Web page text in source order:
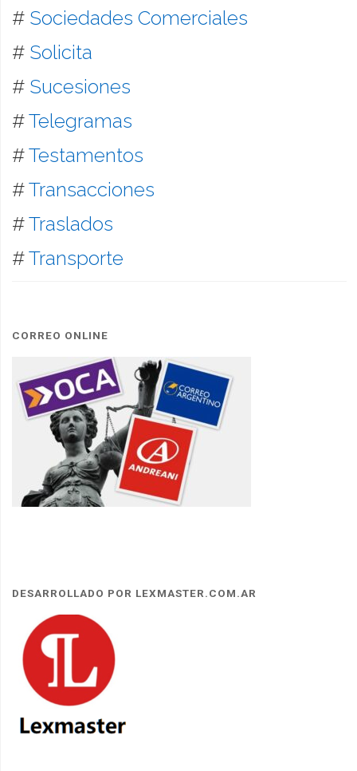
# Sociedades Comerciales
# Solicita
# Sucesiones
#Telegramas
#Testamentos
#Transacciones
#Traslados
#Transporte
CORREO ONLINE
DESARROLLADO POR LEXMASTER.COM.AR